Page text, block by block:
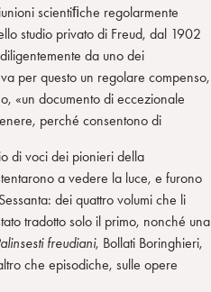
scientiﬁche regolarmente
studio privato di Freud, dal 1902
da uno dei
per questo un regolare compenso,
«un documento di eccezionale
perché consentono di
di voci dei pionieri della
a vedere la luce, e furono
dei quattro volumi che li
tradotto solo il primo, nonché una
freudiani, Bollati Boringhieri,
che episodiche, sulle opere